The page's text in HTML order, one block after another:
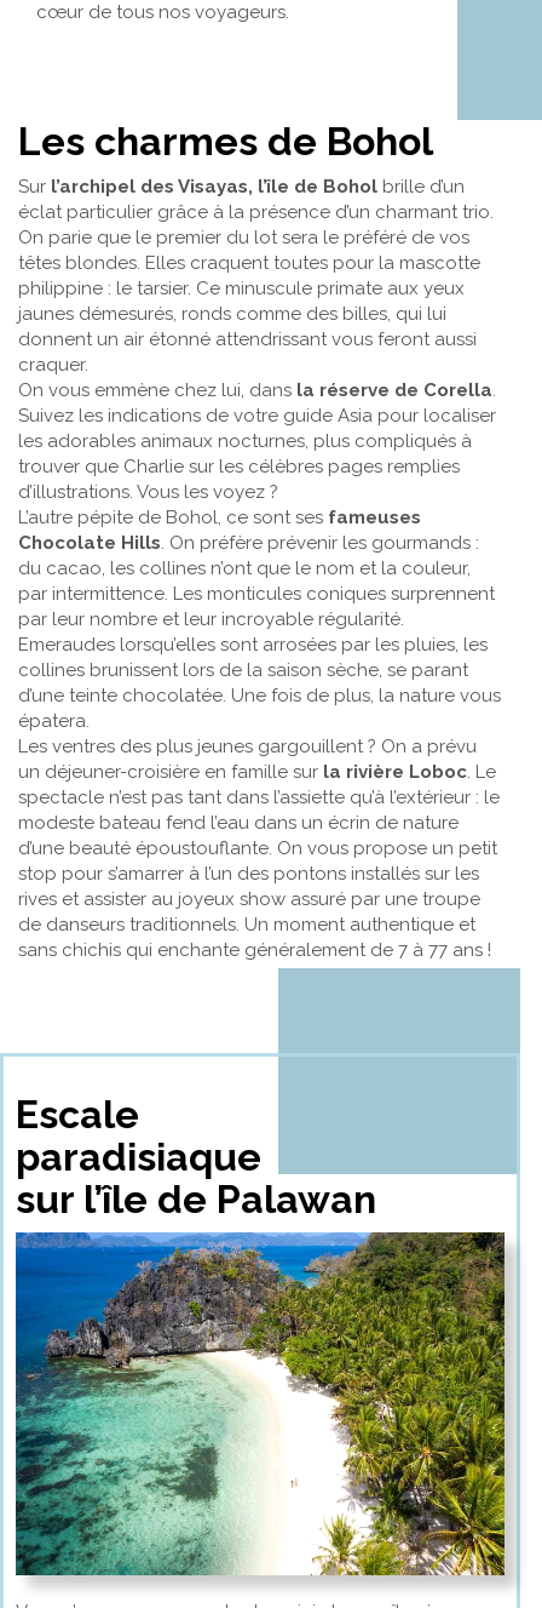
cœur de tous nos voyageurs.
Les charmes de Bohol
Sur l’archipel des Visayas, l’île de Bohol brille d’un
éclat particulier grâce à la présence d’un charmant trio.
On parie que le premier du lot sera le préféré de vos
têtes blondes. Elles craquent toutes pour la mascotte
philippine : le tarsier. Ce minuscule primate aux yeux
jaunes démesurés, ronds comme des billes, qui lui
donnent un air étonné attendrissant vous feront aussi
craquer.
On vous emmène chez lui, dans la réserve de Corella.
Suivez les indications de votre guide Asia pour localiser
les adorables animaux nocturnes, plus compliqués à
trouver que Charlie sur les célèbres pages remplies
d’illustrations. Vous les voyez ?
L’autre pépite de Bohol, ce sont ses fameuses
Chocolate Hills. On préfère prévenir les gourmands :
du cacao, les collines n’ont que le nom et la couleur,
par intermittence. Les monticules coniques surprennent
par leur nombre et leur incroyable régularité.
Emeraudes lorsqu’elles sont arrosées par les pluies, les
collines brunissent lors de la saison sèche, se parant
d’une teinte chocolatée. Une fois de plus, la nature vous
épatera.
Les ventres des plus jeunes gargouillent ? On a prévu
un déjeuner-croisière en famille sur la rivière Loboc. Le
spectacle n’est pas tant dans l’assiette qu’à l’extérieur : le
modeste bateau fend l’eau dans un écrin de nature
d’une beauté époustouflante. On vous propose un petit
stop pour s’amarrer à l’un des pontons installés sur les
rives et assister au joyeux show assuré par une troupe
de danseurs traditionnels. Un moment authentique et
sans chichis qui enchante généralement de 7 à 77 ans !
Escale
paradisiaque
sur l’île de Palawan